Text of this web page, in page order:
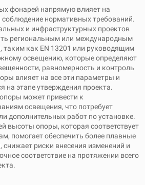
фонарей напрямую влияет на
соблюдение нормативных требований.
и инфраструктурных проектов
региональным или международным
таким как EN 13201 или руководящим
освещению, которые определяют
равномерность и контроль
влияет на все эти параметры и
на этапе утверждения проекта.
может привести к
освещения, что потребует
дополнительных работ по установке.
высоты опоры, которая соответствует
помогает обеспечить более плавные
риски внесения изменений и
соответствие на протяжении всего